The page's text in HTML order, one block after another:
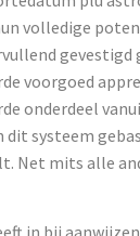
volledige
voorgoed
onderdeel
systeem
Net mits alle